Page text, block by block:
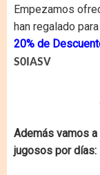
Empezamos
han regalado
20% de
S0IASV
Además vamos
jugosos por días: